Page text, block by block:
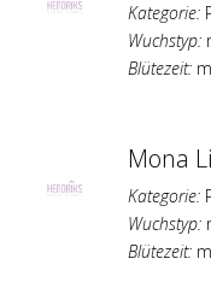
Kategorie:
Wuchstyp:
Blütezeit:
Mona
Kategorie:
Wuchstyp:
Blütezeit: